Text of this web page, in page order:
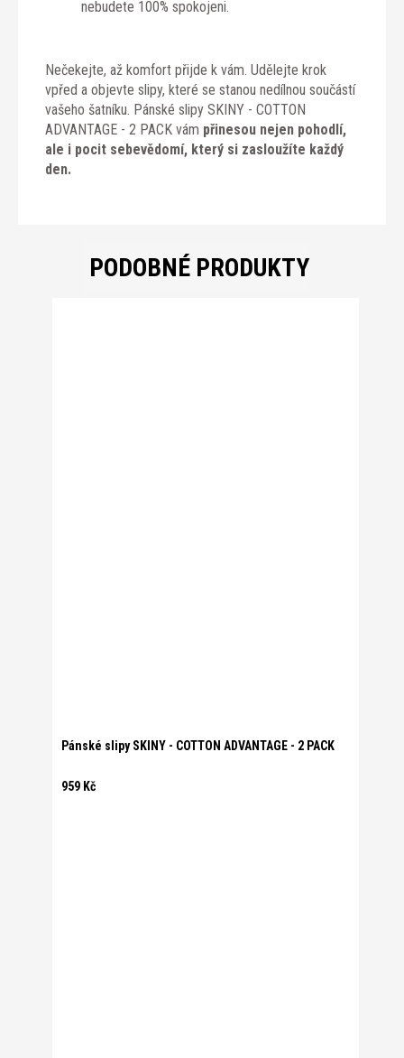
nebudete 100% spokojeni.
Nečekejte, až komfort přijde k vám. Udělejte krok
vpřed a objevte slipy, které se stanou nedílnou součástí
vašeho šatníku. Pánské slipy SKINY - COTTON
ADVANTAGE - 2 PACK vám přinesou nejen pohodlí,
ale i pocit sebevědomí, který si zasloužíte každý
den.
PODOBNÉ PRODUKTY
Pánské slipy SKINY - COTTON ADVANTAGE - 2 PACK
959 Kč